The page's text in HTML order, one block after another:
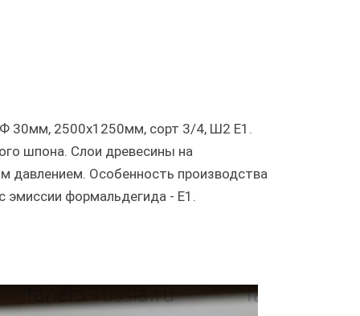
30мм, 2500х1250мм, сорт 3/4, Ш2 Е1.
шпона. Слои древесины на
Особенность производства
эмиссии формальдегида - Е1.